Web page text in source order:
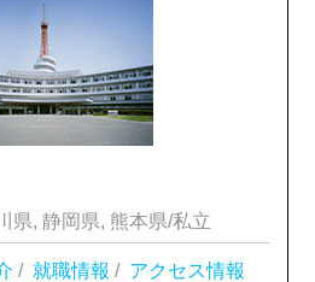
県, 静岡県, 熊本県/私立
/ 就職情報 / アクセス情報